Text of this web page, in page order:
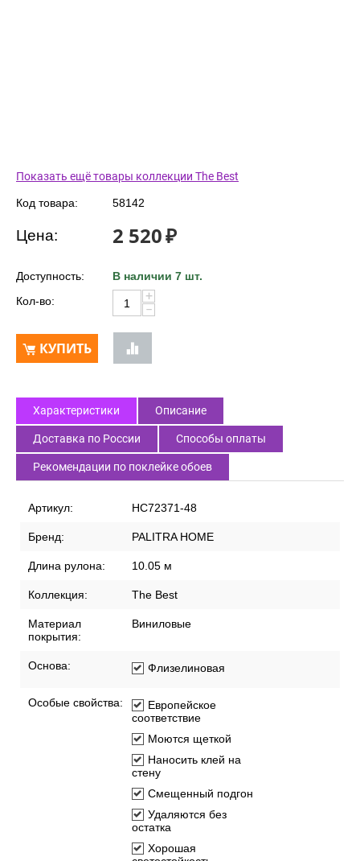
Показать ещё товары коллекции The Best
Код товара: 58142
Цена: 2 520₽
Доступность:
В наличии 7 шт.
Кол-во:
+
−
КУПИТЬ
Характеристики Описание
Доставка по России Способы оплаты
Рекомендации по поклейке обоев
Артикул: HC72371-48
Бренд: PALITRA HOME
Длина рулона: 10.05 м
Коллекция: The Best
Материал
покрытия:
Виниловые
Основа: Флизелиновая
Особые свойства:
Европейское
соответствие
Моются щеткой
Наносить клей на
стену
Смещенный подгон
Удаляются без
остатка
Хорошая